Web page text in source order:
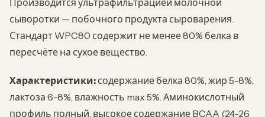
Производится ультрафильтрацией молочной
сыворотки — побочного продукта сыроварения.
Стандарт WPC80 содержит не менее 80% белка в
пересчёте на сухое вещество.
Характеристики: содержание белка 80%, жир 5-8%,
лактоза 6-8%, влажность max 5%. Аминокислотный
профиль полный, высокое содержание BCAA (24-26